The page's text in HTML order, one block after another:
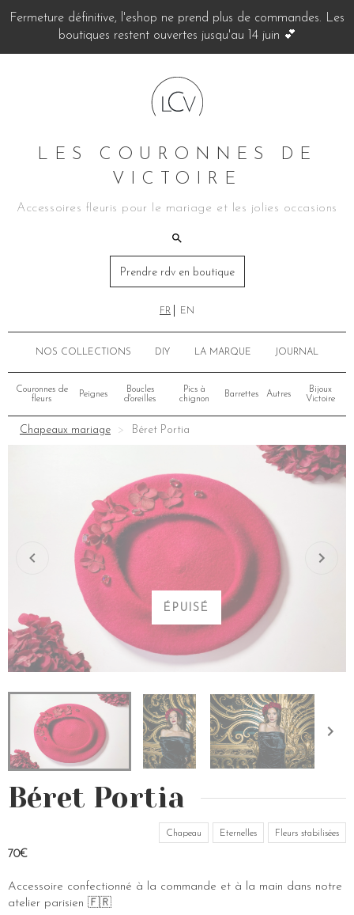
Fermeture définitive, l'eshop ne prend plus de commandes. Les
boutiques restent ouvertes jusqu'au 14 juin 💕
LES COURONNES DE
VICTOIRE
Accessoires fleuris pour le mariage et les jolies occasions
Prendre rdv en boutique
FR EN
NOS COLLECTIONS DIY LA MARQUE JOURNAL
Couronnes de
fleurs
Peignes
Boucles
d'oreilles
Pics à
chignon
Barrettes Autres
Bijoux
Victoire
Chapeaux mariage Béret Portia
ÉPUISÉ
Béret Portia
Chapeau Eternelles Fleurs stabilisées
70€
Accessoire confectionné à la commande et à la main dans notre
atelier parisien 🇫🇷